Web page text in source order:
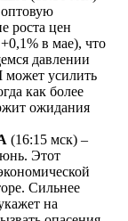
роста цен
в мае), что
давлении
может усилить
как более
ожидания
(16:15 мск) –
Этот
Сильнее
на